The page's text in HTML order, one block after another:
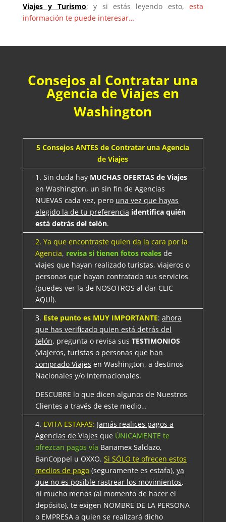
Viajes y Turismo; y si estás leyendo esto, esta
información te puede interesar…
Consejos al Contratar una
Agencia de Viajes en
Washington
5 Consejos ANTES de Contratar una Agencia
de Viajes
1. Sin duda hay MUCHAS OFERTAS de Viajes
en Washington, un sin fin de Agencias
NUEVAS cada vez, pero una vez que hayas
elegido la de tu preferencia identifica quién
está detrás del telón.
2. Ya que encontraste quien da la cara por la
Agencia, revisa si tienen fotos realesde
viajes que hayan realizado turistas, viajeros o
personas que hayan contratado sus servicios
(puedes ver la de NOSOTROS al dar CLIC
AQUÍ).
3. Este punto es MUY IMPORTANTE: ahora
que has verificado quien está detrás del
telón, pregunta o revisa sus TESTIMONIOS
(viajeros, turistas o personas que han
comprado Viajes en Washington, a destinos
Nacionales y/o Internacionales.
DESCUBRE lo que dicen algunos de Nuestros
Clientes a través de este medio…
4. EVITA ESTAFAS: Jamás realices pagos a
Agencias de Viajes que ÚNICAMENTE te
ofrezcan pagos vía Banamex Saldazo,
BanCoppel u OXXO. Si SÓLO te ofrecen estos
medios de pago(seguramente es estafa), ya
que no es posible rastrear los movimientos,
ni mucho menos (al momento de hacer el
depósito), te exigen NOMBRE DE LA PERSONA
o EMPRESA a quien se realizará dicho